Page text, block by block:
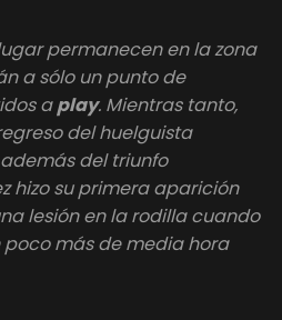
permanecen en la zona
a sólo un punto de
aplay. Mientras tanto,
del huelguista
además del triunfo
hizo su primera aparición
lesión en la rodilla cuando
más de media hora